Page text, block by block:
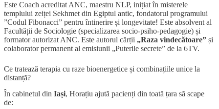
Este Coach acreditat ANC, maestru NLP, inițiat în misterele
templului zeiței Sekhmet din Egiptul antic, fondatorul programului
”Codul Fibonacci” pentru întinerire și longevitate! Este absolvent al
Facultății de Sociologie (specializarea socio-psiho-pedagogie) și
formator autorizat ANC. Este autorul cărții „Raza vindecătoare” și
colaborator permanent al emisiunii „Puterile secrete” de la 6TV.
Ce tratează terapia cu raze bioenergetice și combinațiile unice la
distanță?
În cabinetul din Iași, Horațiu ajută pacienți din toată țara să scape
de: